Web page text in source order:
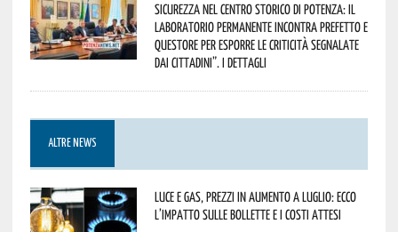
Sicurezza nel Centro Storico di Potenza: il
Laboratorio Permanente incontra Prefetto e
Questore per esporre le criticità segnalate
dai cittadini”. I dettagli
ALTRE NEWS
Luce e gas, prezzi in aumento a luglio: ecco
l’impatto sulle bollette e i costi attesi